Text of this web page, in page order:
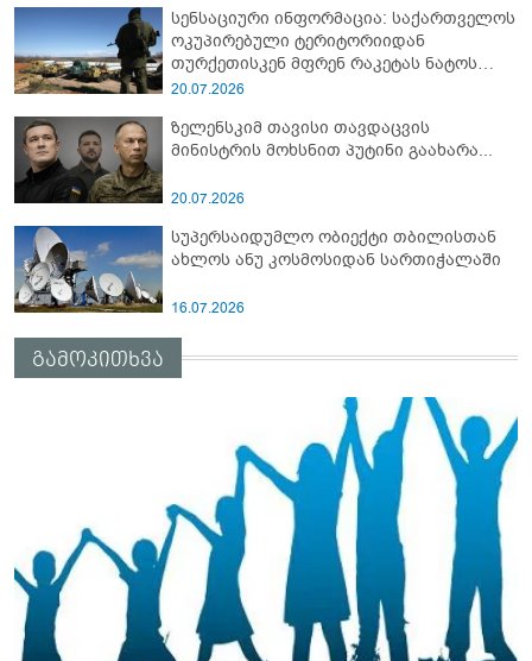
სენსაციური ინფორმაცია: საქართველოს
ოკუპირებული ტერიტორიიდან
თურქეთისკენ მფრენ რაკეტას ნატოს
სამიტი კინაღამ ჩაუშლია
20.07.2026
ზელენსკიმ თავისი თავდაცვის
მინისტრის მოხსნით პუტინი გაახარა...
20.07.2026
სუპერსაიდუმლო ობიექტი თბილისთან
ახლოს ანუ კოსმოსიდან სართიჭალაში
16.07.2026
გამოკითხვა